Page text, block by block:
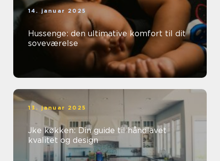
14. januar 2025
Hussenge: den ultimative komfort til dit
soveværelse
13. januar 2025
Jke køkken: Din guide til håndlavet
kvalitet og design